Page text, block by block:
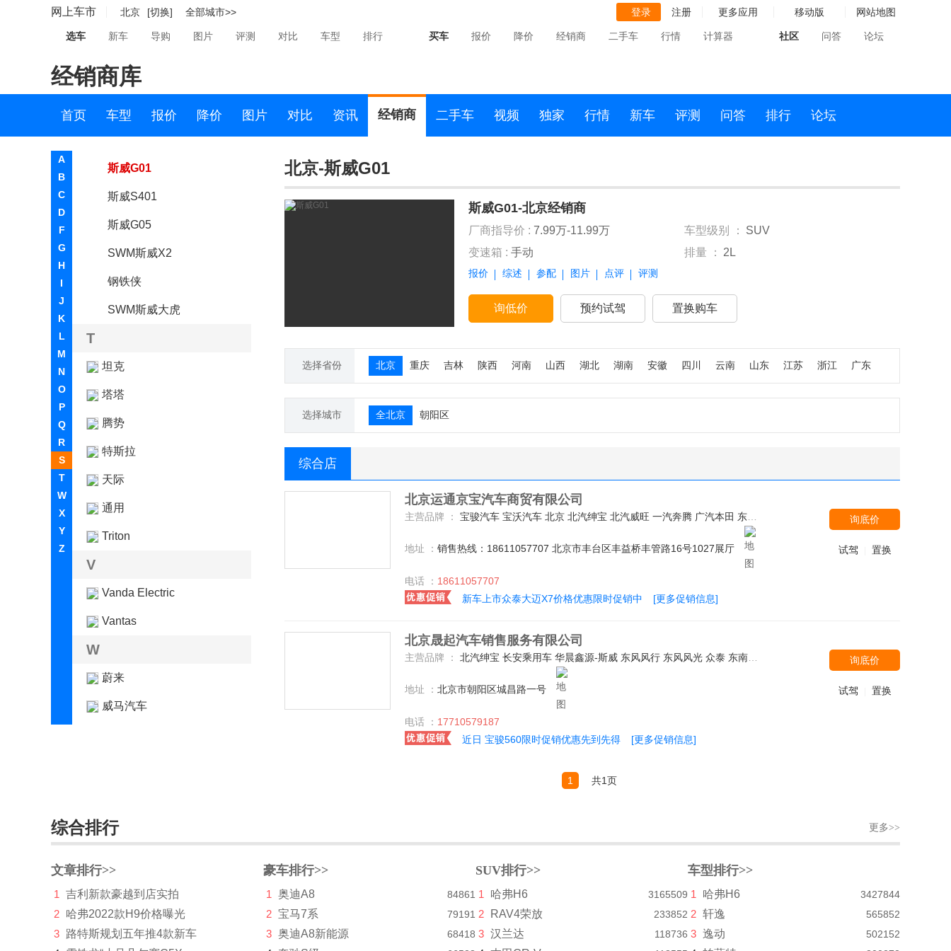
网上车市 北京 [切换] 全部城市>> 登录 注册 更多应用 移动版 网站地图
选车 新车 导购 图片 评测 对比 车型 排行 买车 报价 降价 经销商 二手车 行情 计算器 社区 问答 论坛
经销商库
首页 车型 报价 降价 图片 对比 资讯 经销商 二手车 视频 独家 行情 新车 评测 问答 排行 论坛
A
B
C
D
F
G
H
I
J
K
L
M
N
O
P
Q
R
S
T
W
X
Y
Z
斯威X7
斯威X3
斯威EROE概念车
斯威G01
斯威S401
斯威G05
SWM斯威X2
钢铁侠
SWM斯威大虎
T
坦克
塔塔
腾势
特斯拉
天际
通用
Triton
V
Vanda Electric
Vantas
W
蔚来
威马汽车
五十铃
X
现代
小米汽车
小鹏汽车
北京-斯威G01
斯威G01-北京经销商
厂商指导价 : 7.99万-11.99万 车型级别 ：
SUV
变速箱 : 手动 排量 ： 2L
报价 综述 参配 图片 点评 评测
询低价 预约试驾 置换购车
选择省份 北京 重庆 吉林 陕西 河南 山西 湖北 湖南 安徽 四川 云南 山东 江苏 浙江 广东
选择城市 全北京 朝阳区
综合店
北京运通京宝汽车商贸有限公司
主营品牌 ： 宝骏汽车 宝沃汽车 北京 北汽绅宝 北汽威旺 一汽奔腾 广汽本田 东风本田 东风标致 长安乘用车 广汽传祺 观致 Jeep 东南汽车 陆风 众泰 哈弗汽车 一汽丰田 广汽丰田 吉利汽车 广汽菲克 东风雷诺 猎豹汽车 一汽马自达 东风悦达起亚 东风日产 上汽荣威 沃尔沃亚太 上汽通用五菱 雪佛兰 东风雪铁龙 一汽吉林 东风风光 东风风行 凯迪拉克(国产) 华晨鑫源-斯威 北京现代 一汽-大众 上汽大众 别克 长安跨越 北汽银翔 比亚迪 汉腾汽车 长安商用车 东风风神 黄海 江淮汽车 东风启辰 金杯 福田伽途 北汽福田 华晨宝马 福汽启腾 华泰汽车 长安PSA
地址 ： 销售热线：18611057707 北京市丰台区丰益桥丰管路16号1027展厅
电话 ： 18611057707
新车上市众泰大迈X7价格优惠限时促销中
[更多促销信息]
询底价
试驾 置换
北京晟起汽车销售服务有限公司
主营品牌 ： 北汽绅宝 长安乘用车 华晨鑫源-斯威 东风风行 东风风光 众泰 东南汽车 北汽威旺 长安商用车 宝骏汽车 海马郑州 比亚迪 吉利汽车 上汽通用五菱 奇瑞汽车 郑州日产（东风风度） 陆风 Jeep 凯迪拉克(国产)
地址 ： 北京市朝阳区城昌路一号
电话 ： 17710579187
近日 宝骏560限时促销优惠先到先得
[更多促销信息]
询底价
试驾 置换
1 共1页
综合排行 更多>>
文章排行>>
1
吉利新款豪越到店实拍
2 哈弗2022款H9价格曝光
3 路特斯规划五年推4款新车
豪车排行>>
1 奥迪A8 84861
2 宝马7系 79191
3 奥迪A8新能源 68418
SUV排行>>
1 哈弗H6 3165509
2 RAV4荣放 233852
3 汉兰达 118736
车型排行>>
1 哈弗H6 3427844
2 轩逸 565852
3 逸动 502152